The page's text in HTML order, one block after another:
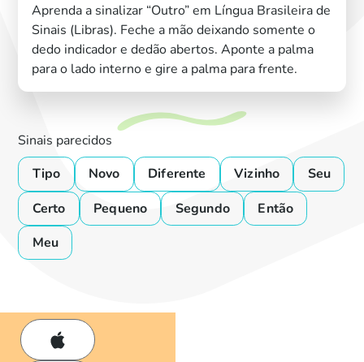
Aprenda a sinalizar “Outro” em Língua Brasileira de
Sinais (Libras). Feche a mão deixando somente o
dedo indicador e dedão abertos. Aponte a palma
para o lado interno e gire a palma para frente.
Sinais parecidos
Tipo
Novo Diferente Vizinho
Seu
Certo
Pequeno Segundo
Então
Meu